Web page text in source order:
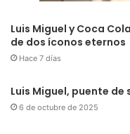
Luis Miguel y Coca
de dos íconos eternos
Hace 7 días
Luis Miguel, puente de
6 de octubre de 2025